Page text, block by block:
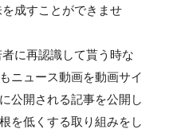
成すことができませ
に再認識して貰う時な
ニュース動画を動画サイ
公開される記事を公開し
を低くする取り組みをし